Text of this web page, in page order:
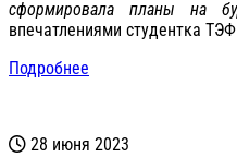
сформировала планы на
впечатлениями студентка
Подробнее
28 июня 2023